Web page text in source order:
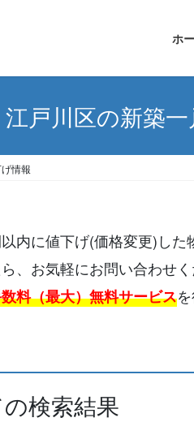
ホ
江戸川区の新築
情報
内に値下げ(価格変更)した
、お気軽にお問い合わせく
料（最大）無料サービス
検索結果